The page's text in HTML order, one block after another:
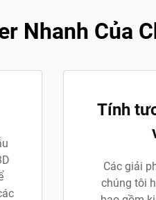
Nhanh Của
Tính
Các giải
chúng tôi